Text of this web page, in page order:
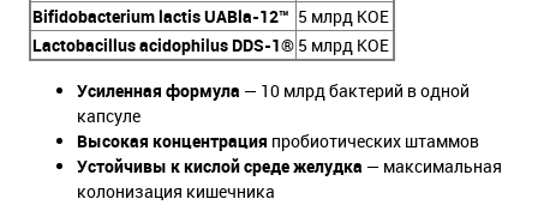
Bifidobacterium lactis UABla-12™ 5 млрд КОЕ
Lactobacillus acidophilus DDS-1® 5 млрд КОЕ
Усиленная формула — 10 млрд бактерий в одной
капсуле
Высокая концентрация пробиотических штаммов
Устойчивы к кислой среде желудка — максимальная
колонизация кишечника